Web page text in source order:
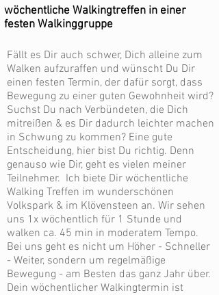
wöchentliche Walkingtreffen in einer
festen Walkinggruppe
Fällt es Dir auch schwer, Dich alleine zum
Walken aufzuraffen und wünscht Du Dir
einen festen Termin, der dafür sorgt, dass
Bewegung zu einer guten Gewohnheit wird?
Suchst Du nach Verbündeten, die Dich
mitreißen & es Dir dadurch leichter machen
in Schwung zu kommen? Eine gute
Entscheidung, hier bist Du richtig. Denn
genauso wie Dir, geht es vielen meiner
Teilnehmer. Ich biete Dir wöchentliche
Walking Treffen im wunderschönen
Volkspark & im Klövensteen an. Wir sehen
uns 1x wöchentlich für 1 Stunde und
walken ca. 45 min in moderatem Tempo.
Bei uns geht es nicht um Höher - Schneller
- Weiter, sondern um regelmäßige
Bewegung - am Besten das ganz Jahr über.
Dein wöchentlicher Walkingtermin ist